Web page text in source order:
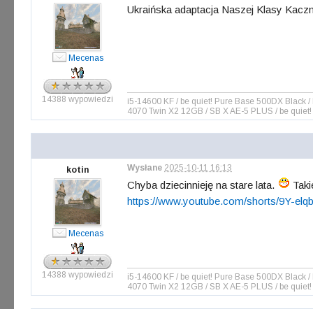
Mecenas
14388 wypowiedzi
Ukraińska adaptacja Naszej Klasy
i5-14600 KF / be quiet! Pure Base 500DX Black
4070 Twin X2 12GB / SB X AE-5 PLUS / be
kotin
Mecenas
14388 wypowiedzi
Wysłane 2025-10-11 16:13
Chyba dziecinnieję na stare lata.
https://www.youtube.com/shorts/9Y-
i5-14600 KF / be quiet! Pure Base 500DX Black
4070 Twin X2 12GB / SB X AE-5 PLUS / be